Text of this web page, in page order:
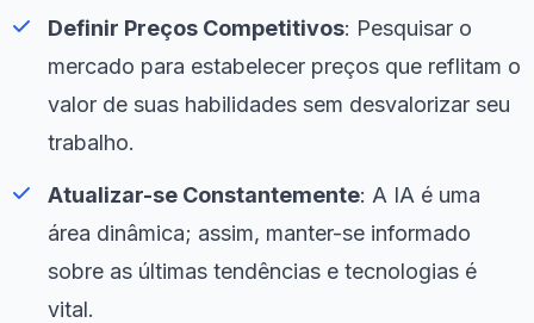
Definir Preços Competitivos: Pesquisar o
mercado para estabelecer preços que reflitam o
valor de suas habilidades sem desvalorizar seu
trabalho.
Atualizar-se Constantemente: A IA é uma
área dinâmica; assim, manter-se informado
sobre as últimas tendências e tecnologias é
vital.